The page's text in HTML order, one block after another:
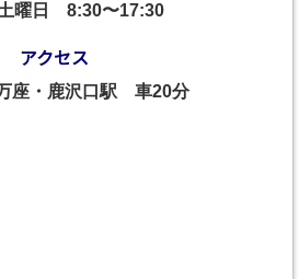
曜日 8:30〜17:30
アクセス
座・鹿沢口駅 車20分